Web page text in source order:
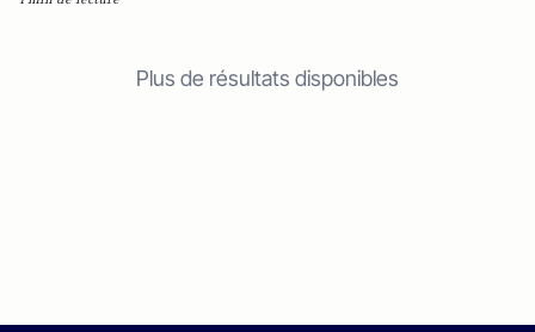
Plus de résultats disponibles